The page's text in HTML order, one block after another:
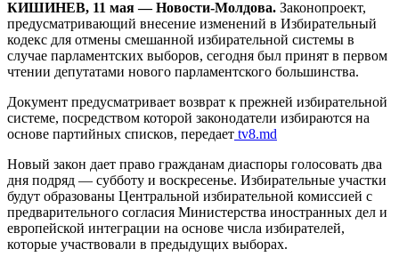
КИШИНЕВ, 11 мая — Новости-Молдова. Законопроект,
предусматривающий внесение изменений в Избирательный
кодекс для отмены смешанной избирательной системы в
случае парламентских выборов, сегодня был принят в первом
чтении депутатами нового парламентского большинства.
Документ предусматривает возврат к прежней избирательной
системе, посредством которой законодатели избираются на
основе партийных списков, передает tv8.md
Новый закон дает право гражданам диаспоры голосовать два
дня подряд — субботу и воскресенье. Избирательные участки
будут образованы Центральной избирательной комиссией с
предварительного согласия Министерства иностранных дел и
европейской интеграции на основе числа избирателей,
которые участвовали в предыдущих выборах.